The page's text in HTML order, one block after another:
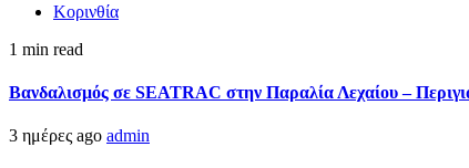
Κορινθία
1 min read
Βανδαλισμός σε SEATRAC στην Παραλία Λεχαίου –
3 ημέρες ago admin